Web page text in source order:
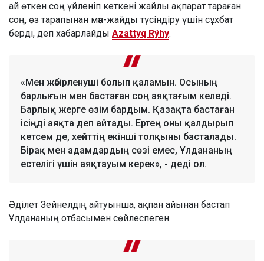
ай өткен соң үйленіп кеткені жайлы ақпарат тараған
соң, өз тарапынан мән-жайды түсіндіру үшін сұхбат
берді, деп хабарлайды Azattyq Rýhy.
«Мен жәбірленуші болып қаламын. Осының
барлығын мен бастаған соң аяқтағым келеді.
Барлық жерге өзім бардым. Қазақта бастаған
ісіңді аяқта деп айтады. Ертең оны қалдырып
кетсем де, хейттің екінші толқыны басталады.
Бірақ мен адамдардың сөзі емес, Ұлдананың
естелігі үшін аяқтауым керек», - деді ол.
Әділет Зейнелдің айтуынша, ақпан айынан бастап
Ұлдананың отбасымен сөйлеспеген.